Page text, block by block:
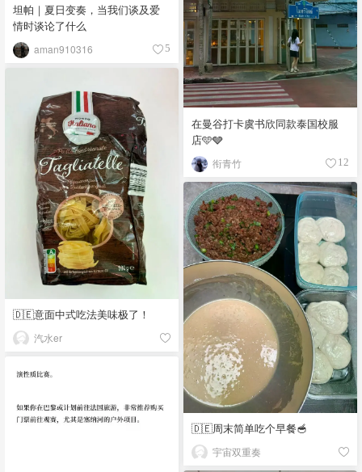
坦帕｜夏日变奏，当我们谈及爱
情时谈论了什么
aman910316 5
在曼谷打卡虞书欣同款泰国校服
店🩵🩶
衔青竹 12
🇩🇪意面中式吃法美味极了！
汽水er
🇩🇪周末简单吃个早餐🥣
宇宙双重奏